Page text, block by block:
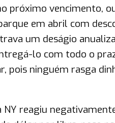
próximo vencimento,
em abril com
um deságio
lo com todo o
pois ninguém rasga
reagiu